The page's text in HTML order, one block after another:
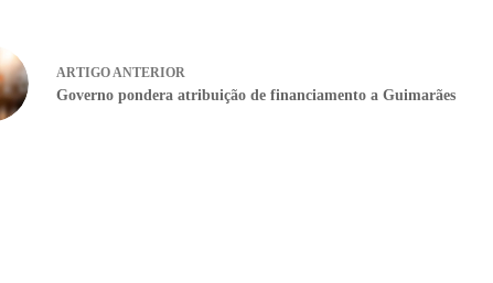
ARTIGOANTERIOR
Governo pondera atribuição de financiamento a Guimarães